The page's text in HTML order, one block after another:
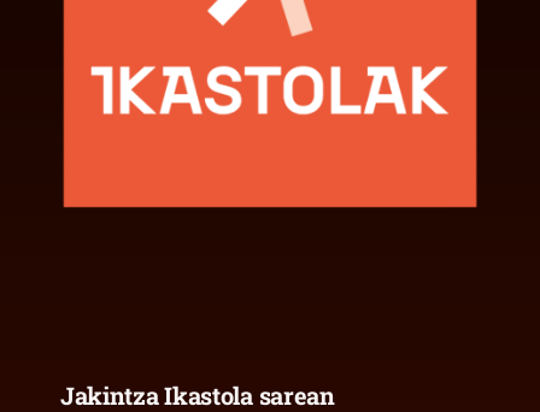
Jakintza Ikastola sarean